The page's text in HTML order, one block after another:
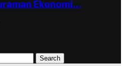
Ekonomi…
Search